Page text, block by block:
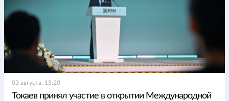
03 августа, 15:20
Токаев принял участие в открытии Международной